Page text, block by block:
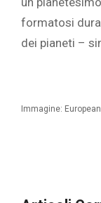
formatosi
dei pianeti –
Immagine: